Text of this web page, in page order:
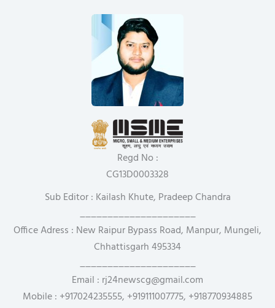
Regd No :
CG13D0003328
Sub Editor : Kailash Khute, Pradeep Chandra
_____________________
Office Adress : New Raipur Bypass Road, Manpur, Mungeli,
Chhattisgarh 495334
_____________________
Email : rj24newscg@gmail.com
Mobile : +917024235555, +919111007775, +918770934885